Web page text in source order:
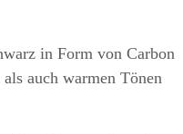
in Form von Carbon
auch warmen Tönen